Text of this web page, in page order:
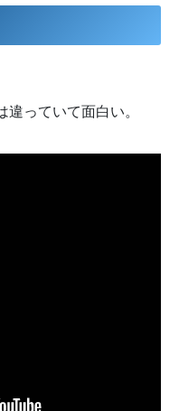
っていて面白い。